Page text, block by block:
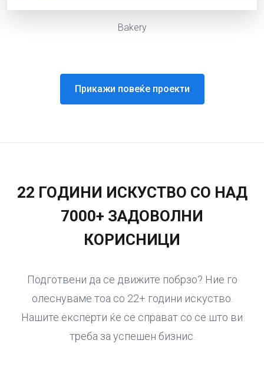
Bakery
Прикажи повеќе проекти
22 ГОДИНИ ИСКУСТВО СО НАД
7000+ ЗАДОВОЛНИ
КОРИСНИЦИ
Подготвени да се движите побрзо? Ние го
олеснуваме тоа со 22+ години искуство.
Нашите експерти ќе се справат со се што ви
треба за успешен бизнис.